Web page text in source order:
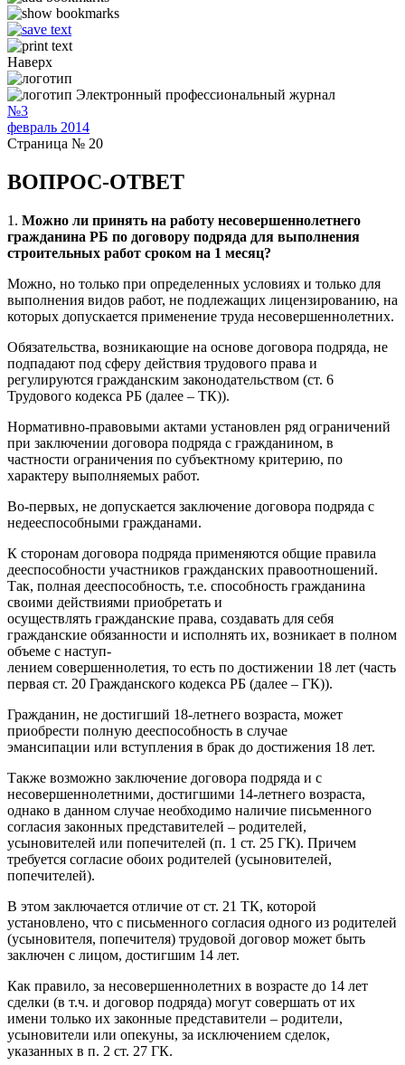
Наверх
Электронный профессиональный журнал
№3
февраль 2014
Страница № 20
ВОПРОС-ОТВЕТ
1. Можно ли принять на работу несовершеннолетнего
гражданина РБ по договору подряда для выполнения
строительных работ сроком на 1 месяц?
Можно, но только при определенных условиях и только для
выполнения видов работ, не подлежащих лицензированию, на
которых допускается применение труда несовершеннолетних.
Обязательства, возникающие на основе договора подряда, не
подпадают под сферу действия трудового права и
регулируются гражданским законодательством (ст. 6
Трудового кодекса РБ (далее – ТК)).
Нормативно-правовыми актами установлен ряд ограничений
при заключении договора подряда с гражданином, в
частности ограничения по субъектному критерию, по
характеру выполняемых работ.
Во-первых, не допускается заключение договора подряда с
недееспособными гражданами.
К сторонам договора подряда применяются общие правила
дееспособности участников гражданских правоотношений.
Так, полная дееспособность, т.е. способность гражданина
своими действиями приобретать и
осуществлять гражданские права, создавать для себя
гражданские обязанности и исполнять их, возникает в полном
объеме с наступ-
лением совершеннолетия, то есть по достижении 18 лет (часть
первая ст. 20 Гражданского кодекса РБ (далее – ГК)).
Гражданин, не достигший 18-летнего возраста, может
приобрести полную дееспособность в случае
эмансипации или вступления в брак до достижения 18 лет.
Также возможно заключение договора подряда и с
несовершеннолетними, достигшими 14-летнего возраста,
однако в данном случае необходимо наличие письменного
согласия законных представителей – родителей,
усыновителей или попечителей (п. 1 ст. 25 ГК). Причем
требуется согласие обоих родителей (усыновителей,
попечителей).
В этом заключается отличие от ст. 21 ТК, которой
установлено, что с письменного согласия одного из родителей
(усыновителя, попечителя) трудовой договор может быть
заключен с лицом, достигшим 14 лет.
Как правило, за несовершеннолетних в возрасте до 14 лет
сделки (в т.ч. и договор подряда) могут совершать от их
имени только их законные представители – родители,
усыновители или опекуны, за исключением сделок,
указанных в п. 2 ст. 27 ГК.